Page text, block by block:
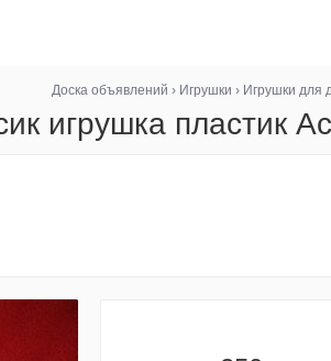
Доска объявлений › Игрушки › Игрушки для
игрушка пластик